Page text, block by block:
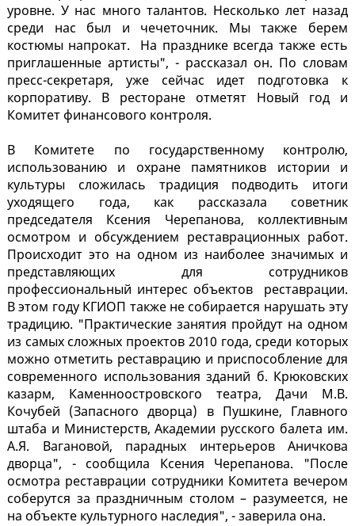
уровне. У нас много талантов. Несколько лет назад
среди нас был и чечеточник. Мы также берем
костюмы напрокат. На празднике всегда также есть
приглашенные артисты", - рассказал он. По словам
пресс-секретаря, уже сейчас идет подготовка к
корпоративу. В ресторане отметят Новый год и
Комитет финансового контроля.
В Комитете по государственному контролю,
использованию и охране памятников истории и
культуры сложилась традиция подводить итоги
уходящего года, как рассказала советник
председателя Ксения Черепанова, коллективным
осмотром и обсуждением реставрационных работ.
Происходит это на одном из наиболее значимых и
представляющих для сотрудников
профессиональный интерес объектов реставрации.
В этом году КГИОП также не собирается нарушать эту
традицию. "Практические занятия пройдут на одном
из самых сложных проектов 2010 года, среди которых
можно отметить реставрацию и приспособление для
современного использования зданий б. Крюковских
казарм, Каменноостровского театра, Дачи М.В.
Кочубей (Запасного дворца) в Пушкине, Главного
штаба и Министерств, Академии русского балета им.
А.Я. Вагановой, парадных интерьеров Аничкова
дворца", - сообщила Ксения Черепанова. "После
осмотра реставрации сотрудники Комитета вечером
соберутся за праздничным столом – разумеется, не
на объекте культурного наследия", - заверила она.